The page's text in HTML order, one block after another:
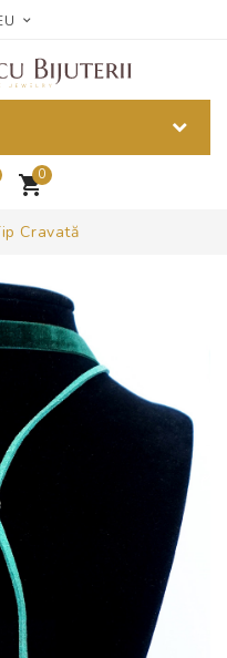
0
Cravată